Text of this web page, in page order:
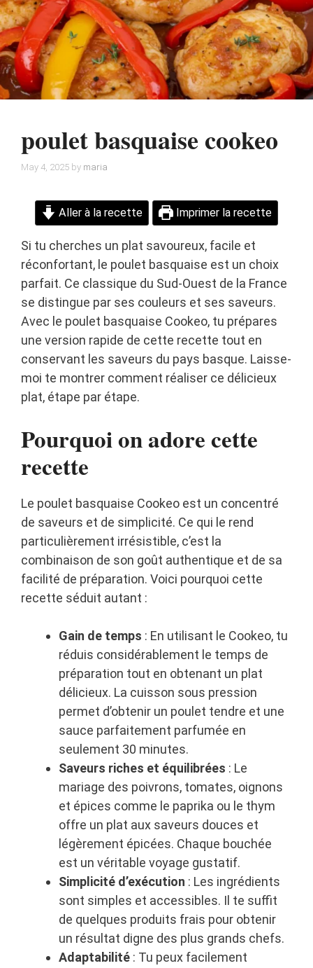
poulet basquaise cookeo
May 4, 2025 by maria
Aller à la recette Imprimer la recette
Si tu cherches un plat savoureux, facile et
réconfortant, le poulet basquaise est un choix
parfait. Ce classique du Sud-Ouest de la France
se distingue par ses couleurs et ses saveurs.
Avec le poulet basquaise Cookeo, tu prépares
une version rapide de cette recette tout en
conservant les saveurs du pays basque. Laisse-
moi te montrer comment réaliser ce délicieux
plat, étape par étape.
Pourquoi on adore cette
recette
Le poulet basquaise Cookeo est un concentré
de saveurs et de simplicité. Ce qui le rend
particulièrement irrésistible, c’est la
combinaison de son goût authentique et de sa
facilité de préparation. Voici pourquoi cette
recette séduit autant :
Gain de temps : En utilisant le Cookeo, tu
réduis considérablement le temps de
préparation tout en obtenant un plat
délicieux. La cuisson sous pression
permet d’obtenir un poulet tendre et une
sauce parfaitement parfumée en
seulement 30 minutes.
Saveurs riches et équilibrées : Le
mariage des poivrons, tomates, oignons
et épices comme le paprika ou le thym
offre un plat aux saveurs douces et
légèrement épicées. Chaque bouchée
est un véritable voyage gustatif.
Simplicité d’exécution : Les ingrédients
sont simples et accessibles. Il te suffit
de quelques produits frais pour obtenir
un résultat digne des plus grands chefs.
Adaptabilité : Tu peux facilement